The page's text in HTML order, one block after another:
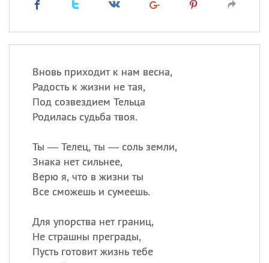
Вновь приходит к нам весна,
Радость к жизни не тая,
Под созвездием Тельца
Родилась судьба твоя.
Ты — Телец, ты — соль земли,
Знака нет сильнее,
Верю я, что в жизни ты
Все сможешь и сумеешь.
Для упорства нет границ,
Не страшны преграды,
Пусть готовит жизнь тебе